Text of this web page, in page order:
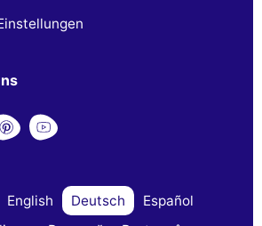
English Deutsch
Español